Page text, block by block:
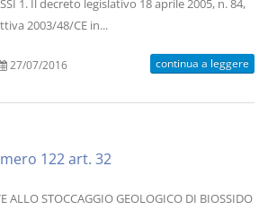
1. Il decreto legislativo 18 aprile 2005, n. 84,
2003/48/CE in...
27/07/2016 continua a leggere
122 art. 32
ALLO STOCCAGGIO GEOLOGICO DI BIOSSIDO